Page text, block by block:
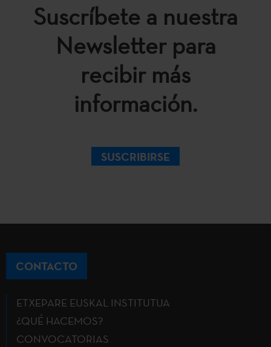
Suscríbete a nuestra
Newsletter para
recibir más
información.
SUSCRIBIRSE
CONTACTO
ETXEPARE EUSKAL INSTITUTUA
¿QUÉ HACEMOS?
CONVOCATORIAS